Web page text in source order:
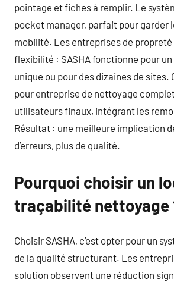
pointage et fiches à remplir. Le
pocket manager, parfait pour garder
mobilité. Les entreprises de
flexibilité : SASHA fonctionne pour
unique ou pour des dizaines de sites.
pour entreprise de nettoyage
utilisateurs finaux, intégrant les
Résultat : une meilleure implication
d’erreurs, plus de qualité.
Pourquoi choisir un
traçabilité nettoyage
Choisir SASHA, c’est opter pour un
de la qualité structurant. Les
solution observent une réduction